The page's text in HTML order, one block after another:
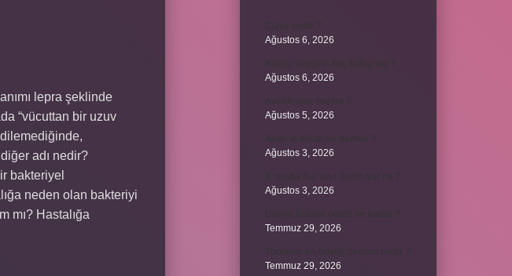
lepra şeklinde
“vücuttan bir uzuv
adı nedir?
bakteriyel
neden olan bakteriyi
mı? Hastalığa
Ağustos 6, 2026
Ağustos 6, 2026
Ağustos 5, 2026
Ağustos 3, 2026
Ağustos 3, 2026
Temmuz 29, 2026
Temmuz 29, 2026